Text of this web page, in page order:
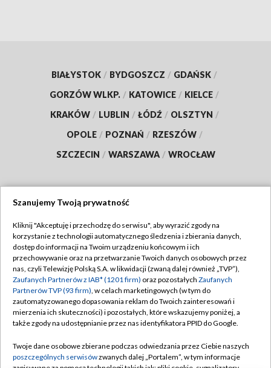
BIAŁYSTOK / BYDGOSZCZ / GDAŃSK /
GORZÓW WLKP. / KATOWICE / KIELCE /
KRAKÓW / LUBLIN / ŁÓDŹ / OLSZTYN /
OPOLE / POZNAŃ / RZESZÓW /
SZCZECIN / WARSZAWA / WROCŁAW
TVP
Abonament TVP
Emisja w TVP
Centrum informacji TVP
Naziemna Telewizja Cyfrowa
Rada Programowa
Regulamin TVP
Polityka prywatności
Moje zgody
Pomoc
Kontakt
Szanujemy Twoją prywatność
Kliknij "Akceptuję i przechodzę do serwisu", aby wyrazić zgody na
korzystanie z technologii automatycznego śledzenia i zbierania danych,
dostęp do informacji na Twoim urządzeniu końcowym i ich
przechowywanie oraz na przetwarzanie Twoich danych osobowych przez
nas, czyli Telewizję Polską S.A. w likwidacji (zwaną dalej również „TVP”),
Zaufanych Partnerów z IAB* (1201 firm) oraz pozostałych Zaufanych
Partnerów TVP (93 firm), w celach marketingowych (w tym do
zautomatyzowanego dopasowania reklam do Twoich zainteresowań i
mierzenia ich skuteczności) i pozostałych, które wskazujemy poniżej, a
także zgody na udostępnianie przez nas identyfikatora PPID do Google.
Twoje dane osobowe zbierane podczas odwiedzania przez Ciebie naszych
poszczególnych serwisówzwanych dalej „Portalem”, w tym informacje